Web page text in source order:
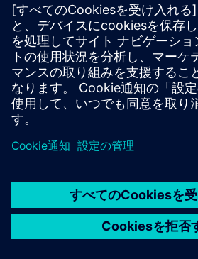
世界各地の事業拠点
サポート・センター
ご意見・ご要望
違法コピーの連絡先
© Siemens2026
タル・ミレニアム著作権法 (DMCA)